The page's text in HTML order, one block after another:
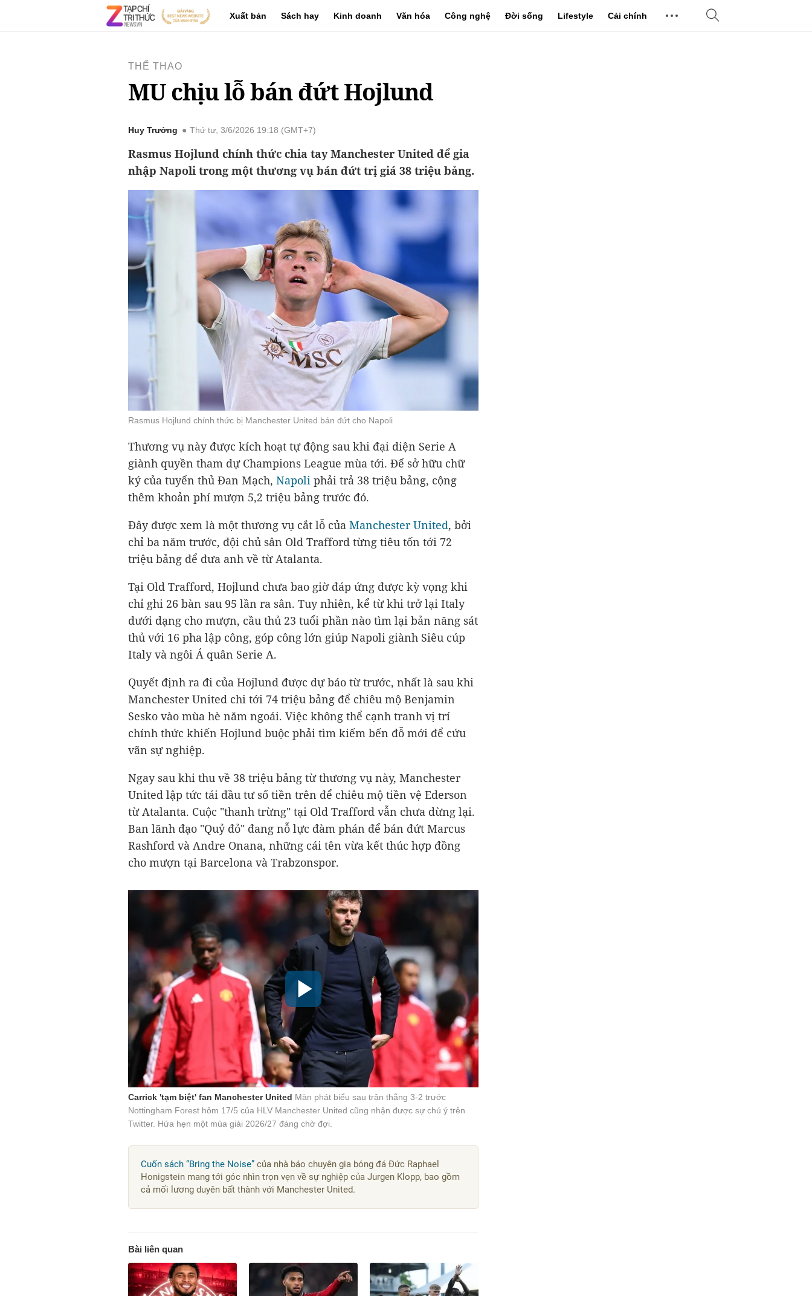
Xuất bản Sách hay Kinh doanh Văn hóa Công nghệ Đời sống Lifestyle Cải chính
THỂ THAO
MU chịu lỗ bán đứt Hojlund
Huy Trưởng Thứ tư, 3/6/2026 19:18 (GMT+7)
Rasmus Hojlund chính thức chia tay Manchester United để gia
nhập Napoli trong một thương vụ bán đứt trị giá 38 triệu bảng.
Rasmus Hojlund chính thức bị Manchester United bán đứt cho Napoli
Thương vụ này được kích hoạt tự động sau khi đại diện Serie A
giành quyền tham dự Champions League mùa tới. Để sở hữu chữ
ký của tuyển thủ Đan Mạch, Napoli phải trả 38 triệu bảng, cộng
thêm khoản phí mượn 5,2 triệu bảng trước đó.
Đây được xem là một thương vụ cắt lỗ của Manchester United, bởi
chỉ ba năm trước, đội chủ sân Old Trafford từng tiêu tốn tới 72
triệu bảng để đưa anh về từ Atalanta.
Tại Old Trafford, Hojlund chưa bao giờ đáp ứng được kỳ vọng khi
chỉ ghi 26 bàn sau 95 lần ra sân. Tuy nhiên, kể từ khi trở lại Italy
dưới dạng cho mượn, cầu thủ 23 tuổi phần nào tìm lại bản năng sát
thủ với 16 pha lập công, góp công lớn giúp Napoli giành Siêu cúp
Italy và ngôi Á quân Serie A.
Quyết định ra đi của Hojlund được dự báo từ trước, nhất là sau khi
Manchester United chi tới 74 triệu bảng để chiêu mộ Benjamin
Sesko vào mùa hè năm ngoái. Việc không thể cạnh tranh vị trí
chính thức khiến Hojlund buộc phải tìm kiếm bến đỗ mới để cứu
vãn sự nghiệp.
Ngay sau khi thu về 38 triệu bảng từ thương vụ này, Manchester
United lập tức tái đầu tư số tiền trên để chiêu mộ tiền vệ Ederson
từ Atalanta. Cuộc "thanh trừng" tại Old Trafford vẫn chưa dừng lại.
Ban lãnh đạo "Quỷ đỏ" đang nỗ lực đàm phán để bán đứt Marcus
Rashford và Andre Onana, những cái tên vừa kết thúc hợp đồng
cho mượn tại Barcelona và Trabzonspor.
Carrick 'tạm biệt' fan Manchester United Màn phát biểu sau trận thắng 3-2 trước
Nottingham Forest hôm 17/5 của HLV Manchester United cũng nhận được sự chú ý trên
Twitter. Hứa hẹn một mùa giải 2026/27 đáng chờ đợi.
Cuốn sách “Bring the Noise” của nhà báo chuyên gia bóng đá Đức Raphael
Honigstein mang tới góc nhìn trọn vẹn về sự nghiệp của Jurgen Klopp, bao gồm
cả mối lương duyên bất thành với Manchester United.
Bài liên quan